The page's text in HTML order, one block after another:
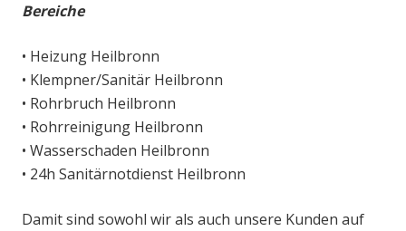
Bereiche
• Heizung Heilbronn
• Klempner/Sanitär Heilbronn
• Rohrbruch Heilbronn
• Rohrreinigung Heilbronn
• Wasserschaden Heilbronn
• 24h Sanitärnotdienst Heilbronn
Damit sind sowohl wir als auch unsere Kunden auf